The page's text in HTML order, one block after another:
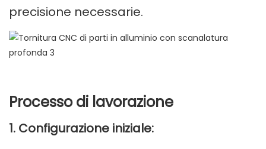
precisione necessarie.
Processo di lavorazione
1. Configurazione iniziale: